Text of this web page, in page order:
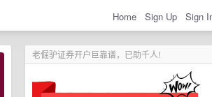
Home Sign Up Sign
老倔驴证券开户巨靠谱，已助千人!